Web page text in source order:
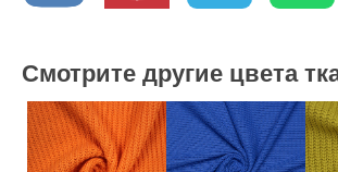
Смотрите другие цвета